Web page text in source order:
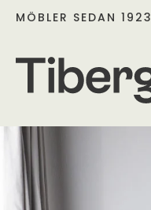
MÖBLER SEDAN 1923